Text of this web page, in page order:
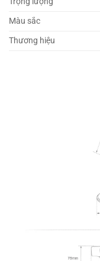
Màu sắc
Thương hiệu